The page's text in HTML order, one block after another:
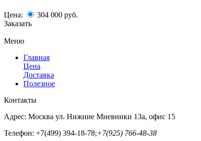
Цена: 304 000 руб.
Заказать
Меню
Главная
Цена
Доставка
Полезное
Контакты
Адрес: Москва ул. Нижние Мневники 13а, офис 15
Телефон: +7(499) 394-18-78;+7(925) 766-48-38